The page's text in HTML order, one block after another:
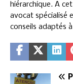
hiérarchique. A
avocat spécialisé
conseils adaptés